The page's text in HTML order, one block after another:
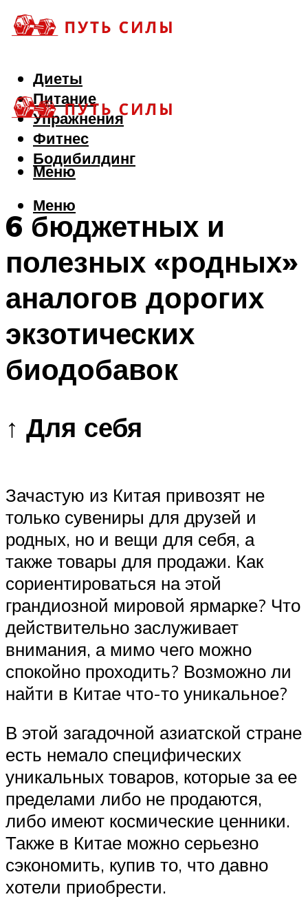
Диеты
Питание
Упражнения
Фитнес
Бодибилдинг
Меню
Меню
6 бюджетных и
полезных «родных»
аналогов дорогих
экзотических
биодобавок
↑ Для себя
Зачастую из Китая привозят не
только сувениры для друзей и
родных, но и вещи для себя, а
также товары для продажи. Как
сориентироваться на этой
грандиозной мировой ярмарке? Что
действительно заслуживает
внимания, а мимо чего можно
спокойно проходить? Возможно ли
найти в Китае что-то уникальное?
В этой загадочной азиатской стране
есть немало специфических
уникальных товаров, которые за ее
пределами либо не продаются,
либо имеют космические ценники.
Также в Китае можно серьезно
сэкономить, купив то, что давно
хотели приобрести.